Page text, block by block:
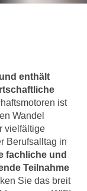
enthält
ist
Wandel
vielfältige
Berufsalltag in
fachliche und
Teilnahme
Sie das breit